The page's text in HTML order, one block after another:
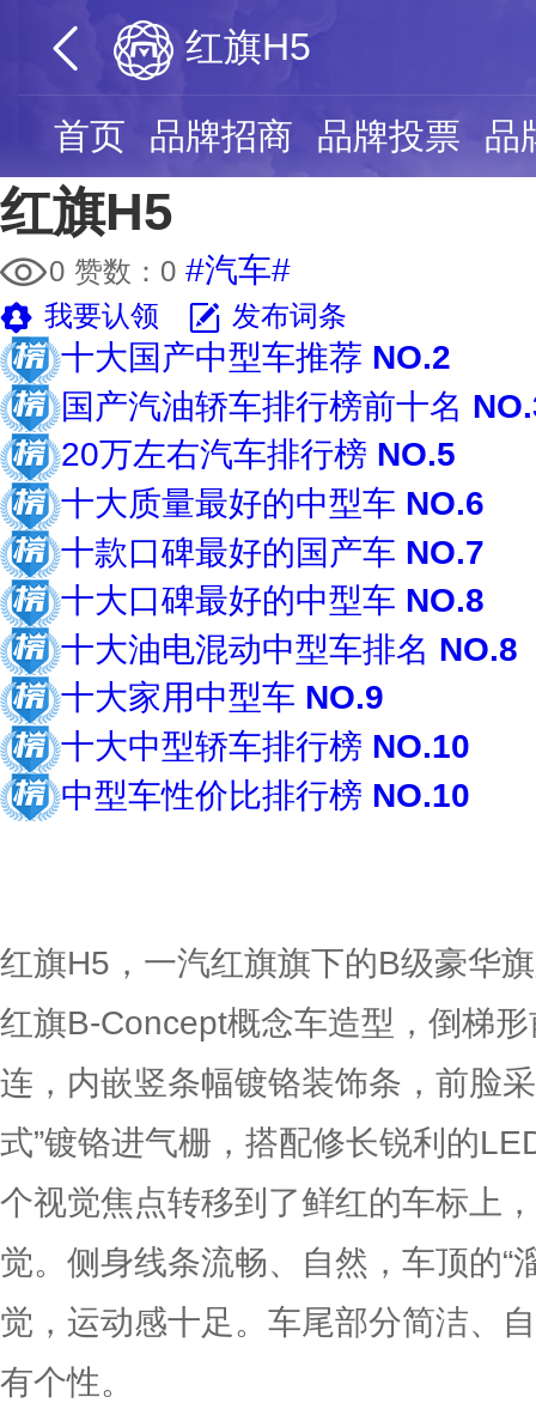
红旗H5
首页 品牌招商 品牌投票 品
红旗H5
0 赞数： 0 #汽车#
我要认领 发布词条
十大国产中型车推荐 NO.2
国产汽油轿车排行榜前十名
20万左右汽车排行榜 NO.5
十大质量最好的中型车 NO.6
十款口碑最好的国产车 NO.7
十大口碑最好的中型车 NO.8
十大油电混动中型车排名 NO.8
十大家用中型车 NO.9
十大中型轿车排行榜 NO.10
中型车性价比排行榜 NO.10
红旗H5，一汽红旗旗下的B级豪华
红旗B-Concept概念车造型，倒梯
连，内嵌竖条幅镀铬装饰条，前脸
式”镀铬进气栅，搭配修长锐利的
个视觉焦点转移到了鲜红的车标上
觉。侧身线条流畅、自然，车顶的“
觉，运动感十足。车尾部分简洁、
有个性。